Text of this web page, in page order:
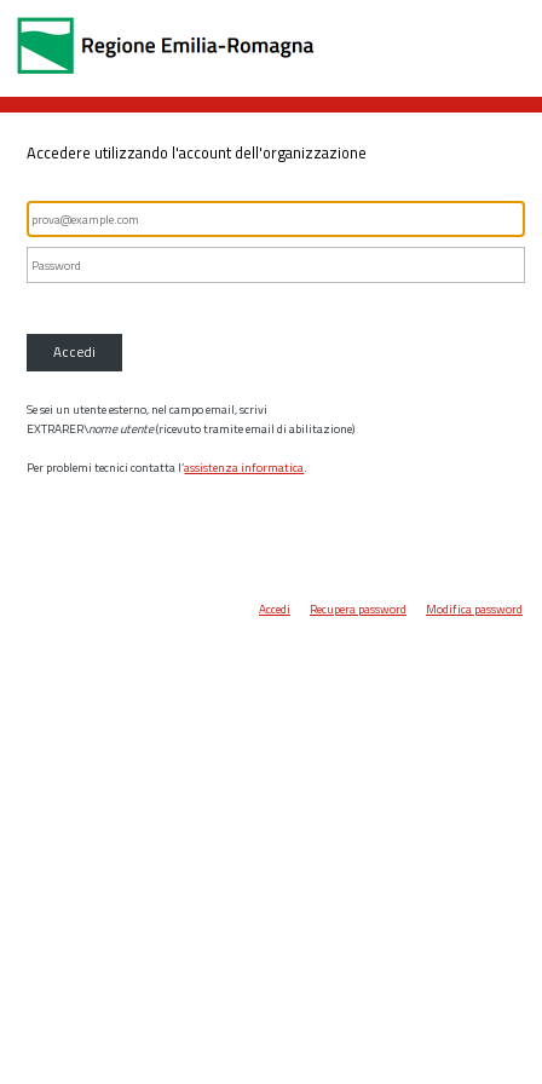
Accedere utilizzando l'account dell'organizzazione
Accedi
Se sei un utente esterno, nel campo email, scrivi
EXTRARER\nome utente(ricevuto tramite email di abilitazione)
Per problemi tecnici contatta l’assistenza informatica.
Accedi Recupera password Modifica password